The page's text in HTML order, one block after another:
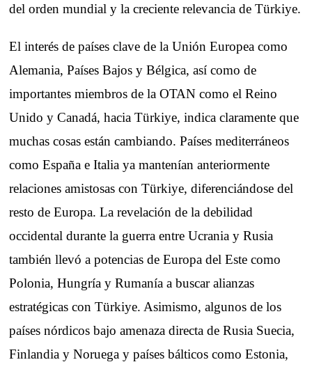
del orden mundial y la creciente relevancia de Türkiye.
El interés de países clave de la Unión Europea como
Alemania, Países Bajos y Bélgica, así como de
importantes miembros de la OTAN como el Reino
Unido y Canadá, hacia Türkiye, indica claramente que
muchas cosas están cambiando. Países mediterráneos
como España e Italia ya mantenían anteriormente
relaciones amistosas con Türkiye, diferenciándose del
resto de Europa. La revelación de la debilidad
occidental durante la guerra entre Ucrania y Rusia
también llevó a potencias de Europa del Este como
Polonia, Hungría y Rumanía a buscar alianzas
estratégicas con Türkiye. Asimismo, algunos de los
países nórdicos bajo amenaza directa de Rusia Suecia,
Finlandia y Noruega y países bálticos como Estonia,